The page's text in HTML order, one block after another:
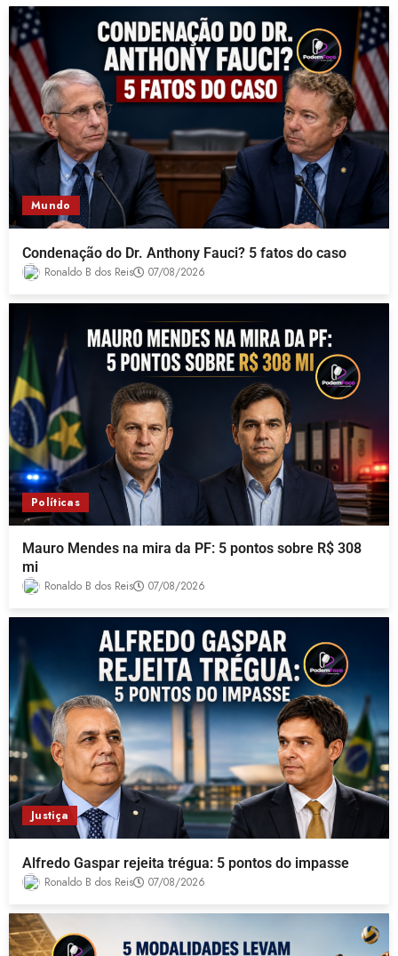
Mundo
Condenação do Dr. Anthony Fauci? 5 fatos do caso
Ronaldo B dos Reis 07/08/2026
Políticas
Mauro Mendes na mira da PF: 5 pontos sobre R$ 308
mi
Ronaldo B dos Reis 07/08/2026
Justiça
Alfredo Gaspar rejeita trégua: 5 pontos do impasse
Ronaldo B dos Reis 07/08/2026